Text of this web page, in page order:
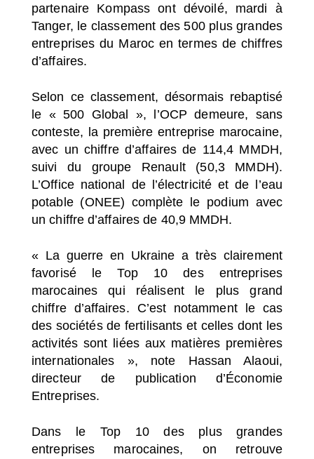
partenaire Kompass ont dévoilé, mardi à
Tanger, le classement des 500 plus grandes
entreprises du Maroc en termes de chiffres
d’affaires.
Selon ce classement, désormais rebaptisé
le « 500 Global », l’OCP demeure, sans
conteste, la première entreprise marocaine,
avec un chiffre d’affaires de 114,4 MMDH,
suivi du groupe Renault (50,3 MMDH).
L’Office national de l’électricité et de l’eau
potable (ONEE) complète le podium avec
un chiffre d’affaires de 40,9 MMDH.
« La guerre en Ukraine a très clairement
favorisé le Top 10 des entreprises
marocaines qui réalisent le plus grand
chiffre d’affaires. C’est notamment le cas
des sociétés de fertilisants et celles dont les
activités sont liées aux matières premières
internationales », note Hassan Alaoui,
directeur de publication d’Économie
Entreprises.
Dans le Top 10 des plus grandes
entreprises marocaines, on retrouve